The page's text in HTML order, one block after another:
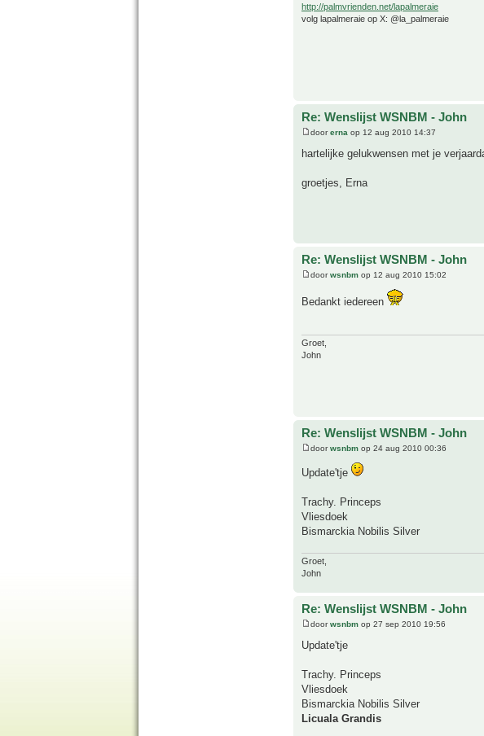
http://palmvrienden.net/lapalmeraie
volg lapalmeraie op X: @la_palmeraie
Re: Wenslijst WSNBM - John
doorerna op 12 aug 2010 14:37
hartelijke gelukwensen met je
groetjes, Erna
Re: Wenslijst WSNBM - John
doorwsnbm op 12 aug 2010 15:02
Bedankt iedereen
Groet,
John
Re: Wenslijst WSNBM - John
doorwsnbm op 24 aug 2010 00:36
Update'tje
Trachy. Princeps
Vliesdoek
Bismarckia Nobilis Silver
Groet,
John
Re: Wenslijst WSNBM - John
doorwsnbm op 27 sep 2010 19:56
Update'tje
Trachy. Princeps
Vliesdoek
Bismarckia Nobilis Silver
Licuala Grandis